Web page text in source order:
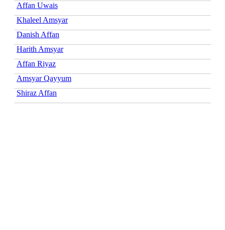
Affan Uwais
Khaleel Amsyar
Danish Affan
Harith Amsyar
Affan Riyaz
Amsyar Qayyum
Shiraz Affan